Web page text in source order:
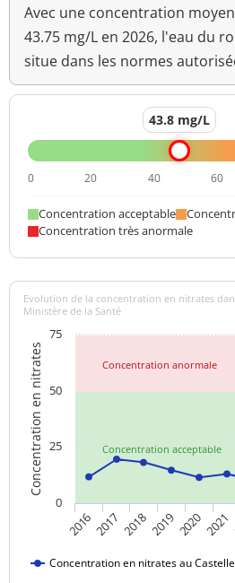
Avec une concentration
43.75 mg/L en 2026, l'eau du
situe dans les normes
43.8 mg/L
0 20 40 60
Concentration acceptable
Concentration très anormale
Concentration acceptable
Concentration anormale
Concentration en nitrates
Evolution de la concentration en nitrates
Ministère de la Santé
Concentration en nitrates au
20162017 2018201920202021
0
25
50
75